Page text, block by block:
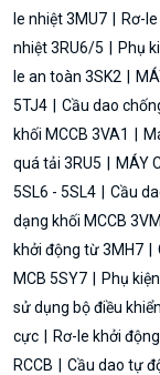
le nhiệt 3MU7
Rơ-
nhiệt 3RU6/5
Phụ
le an toàn 3SK2
5TJ4
Cầu dao
khối MCCB 3VA1
quá tải 3RU5
MÁY
5SL6 - 5SL4
Cầu
dạng khối MCCB 3VM
khởi động từ 3MH7
MCB 5SY7
Phụ
sử dụng bộ điều
cực
Rơ-le khởi
RCCB
Cầu dao tự